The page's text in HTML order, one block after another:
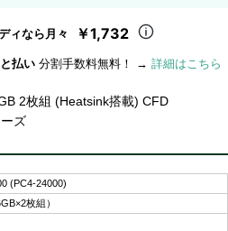
ィなら月々 ￥1,732
払い 分割手数料無料！ → 詳細はこちら
2枚組 (Heatsink搭載) CFD
ズ
(PC4-24000)
枚組）